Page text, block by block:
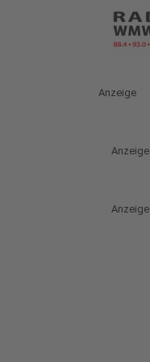
Anzeige
Anzeige
Anzeige